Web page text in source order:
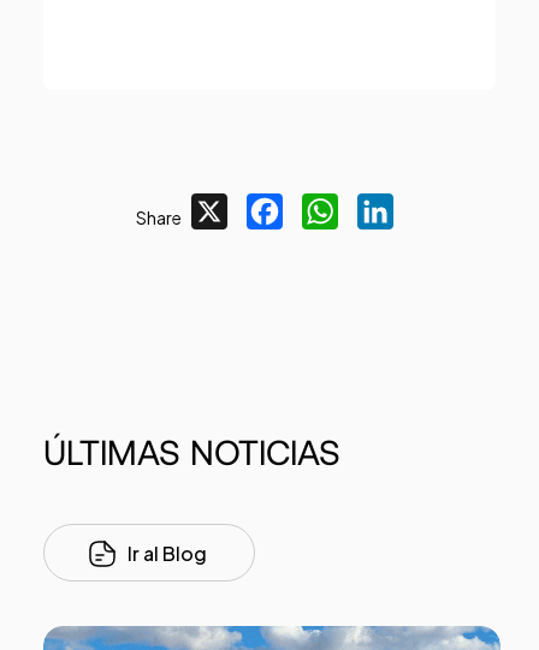
Share FacebookWhatsApp
ÚLTIMAS NOTICIAS
Ir al Blog